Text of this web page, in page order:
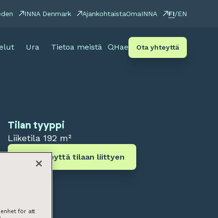
INNA Denmark AjankohtaistaOmaINNA FI/EN
Ura Tietoa meistä Hae Ota yhteyttä
Tilan tyyppi
Liiketila 192 m²
Ota yhteyttä tilaan liittyen
för att